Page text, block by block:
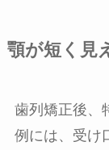
顎が短く見
歯列矯正後、
例には、受け